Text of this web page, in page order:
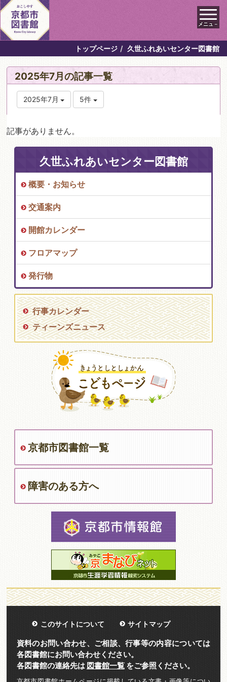
メニュ－
トップページ 久世ふれあいセンター図書館
2025年7月の記事一覧
2025年7月 5件
記事がありません。
久世ふれあいセンター図書館
概要・お知らせ
交通案内
開館カレンダー
フロアマップ
発行物
行事カレンダー
ティーンズニュース
京都市図書館一覧
障害のある方へ
このサイトについて サイトマップ
資料のお問い合わせ、ご相談、行事等の内容については
各図書館にお問い合わせください。
各図書館の連絡先は 図書館一覧をご参照ください。